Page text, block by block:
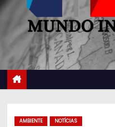
AMBIENTE NOTÍCIAS